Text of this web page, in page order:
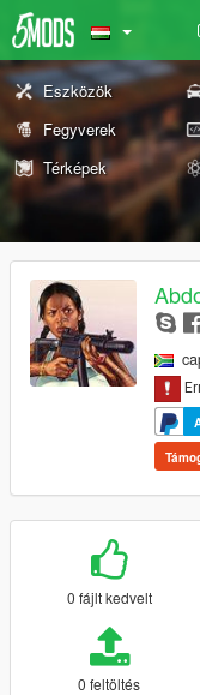
Eszközök
Fegyverek
Térképek
0 fájlt kedvelt
0 feltöltés